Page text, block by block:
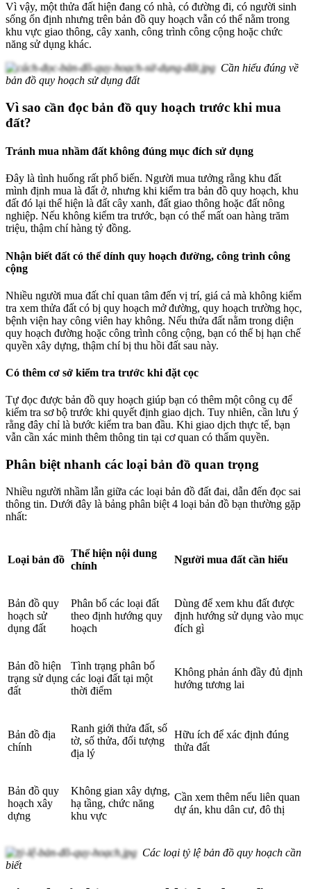
Vì vậy, một thửa đất hiện đang có nhà, có đường đi, có người sinh
sống ổn định nhưng trên bản đồ quy hoạch vẫn có thể nằm trong
khu vực giao thông, cây xanh, công trình công cộng hoặc chức
năng sử dụng khác.
Cần hiểu đúng về
bản đồ quy hoạch sử dụng đất
Vì sao cần đọc bản đồ quy hoạch trước khi mua
đất?
Tránh mua nhầm đất không đúng mục đích sử dụng
Đây là tình huống rất phổ biến. Người mua tưởng rằng khu đất
mình định mua là đất ở, nhưng khi kiểm tra bản đồ quy hoạch, khu
đất đó lại thể hiện là đất cây xanh, đất giao thông hoặc đất nông
nghiệp. Nếu không kiểm tra trước, bạn có thể mất oan hàng trăm
triệu, thậm chí hàng tỷ đồng.
Nhận biết đất có thể dính quy hoạch đường, công trình công
cộng
Nhiều người mua đất chỉ quan tâm đến vị trí, giá cả mà không kiểm
tra xem thửa đất có bị quy hoạch mở đường, quy hoạch trường học,
bệnh viện hay công viên hay không. Nếu thửa đất nằm trong diện
quy hoạch đường hoặc công trình công cộng, bạn có thể bị hạn chế
quyền xây dựng, thậm chí bị thu hồi đất sau này.
Có thêm cơ sở kiểm tra trước khi đặt cọc
Tự đọc được bản đồ quy hoạch giúp bạn có thêm một công cụ để
kiểm tra sơ bộ trước khi quyết định giao dịch. Tuy nhiên, cần lưu ý
rằng đây chỉ là bước kiểm tra ban đầu. Khi giao dịch thực tế, bạn
vẫn cần xác minh thêm thông tin tại cơ quan có thẩm quyền.
Phân biệt nhanh các loại bản đồ quan trọng
Nhiều người nhầm lẫn giữa các loại bản đồ đất đai, dẫn đến đọc sai
thông tin. Dưới đây là bảng phân biệt 4 loại bản đồ bạn thường gặp
nhất:
Loại bản đồ
Thể hiện nội dung
chính
Người mua đất cần hiểu
Bản đồ quy
hoạch sử
dụng đất
Phân bố các loại đất
theo định hướng quy
hoạch
Dùng để xem khu đất được
định hướng sử dụng vào mục
đích gì
Bản đồ hiện
trạng sử dụng
đất
Tình trạng phân bố
các loại đất tại một
thời điểm
Không phản ánh đầy đủ định
hướng tương lai
Bản đồ địa
chính
Ranh giới thửa đất, số
tờ, số thửa, đối tượng
địa lý
Hữu ích để xác định đúng
thửa đất
Bản đồ quy
hoạch xây
dựng
Không gian xây dựng,
hạ tầng, chức năng
khu vực
Cần xem thêm nếu liên quan
dự án, khu dân cư, đô thị
Các loại tỷ lệ bản đồ quy hoạch cần
biết